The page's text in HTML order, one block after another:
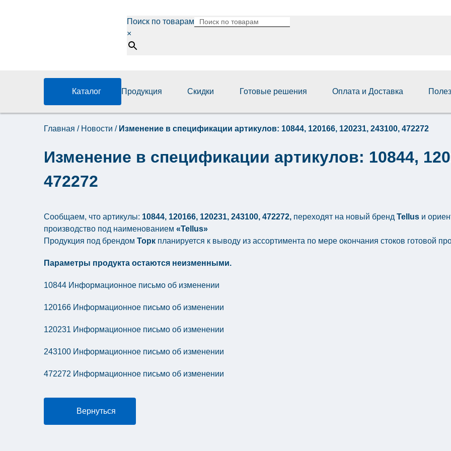
Поиск по товарам
×
Каталог Продукция Скидки Готовые решения Оплата и Доставка
Главная / Новости / Изменение в спецификации артикулов: 10844, 120166, 120231, 243100, 472272
Изменение в спецификации артикулов: 10844,
472272
Сообщаем, что артикулы: 10844, 120166, 120231, 243100, 472272, переходят на новый бренд Tellus и
производство под наименованием «Tellus»
Продукция под брендом Торк планируется к выводу из ассортимента по мере окончания стоков готовой
Параметры продукта остаются неизменными.
10844 Информационное письмо об изменении
120166 Информационное письмо об изменении
120231 Информационное письмо об изменении
243100 Информационное письмо об изменении
472272 Информационное письмо об изменении
Вернуться